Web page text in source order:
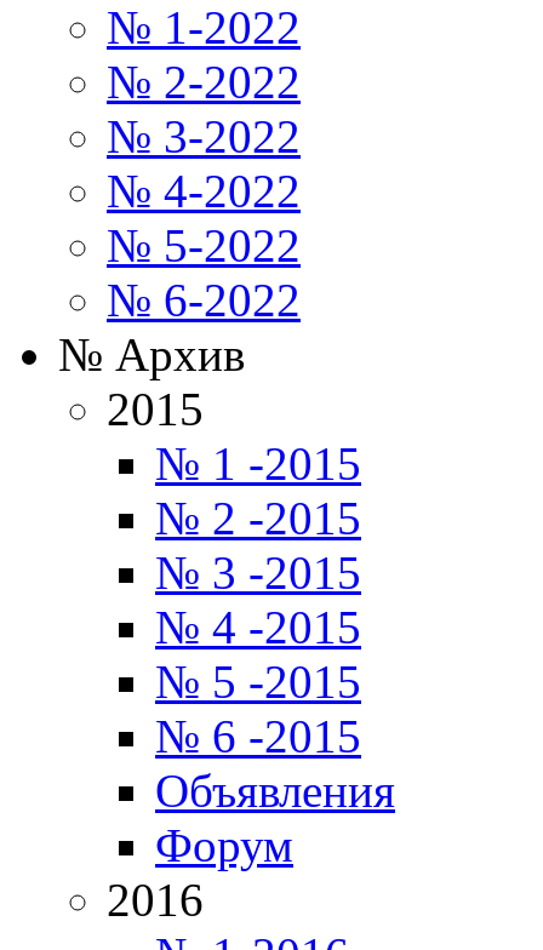
№ 1-2022
№ 2-2022
№ 3-2022
№ 4-2022
№ 5-2022
№ 6-2022
№ Архив
2015
№ 1 -2015
№ 2 -2015
№ 3 -2015
№ 4 -2015
№ 5 -2015
№ 6 -2015
Объявления
Форум
2016